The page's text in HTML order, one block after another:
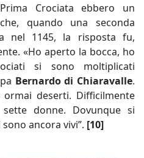
Crociata ebbero un
quando una seconda
nel 1145, la risposta fu,
«Ho aperto la bocca, ho
si sono moltiplicati
Bernardo di Chiaravalle.
deserti. Difficilmente
donne. Dovunque si
ancora vivi”. [10]